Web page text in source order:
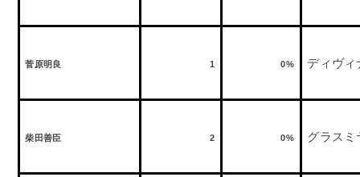
菅原明良 1 0% ディヴィ
柴田善臣 2 0% グラスミ